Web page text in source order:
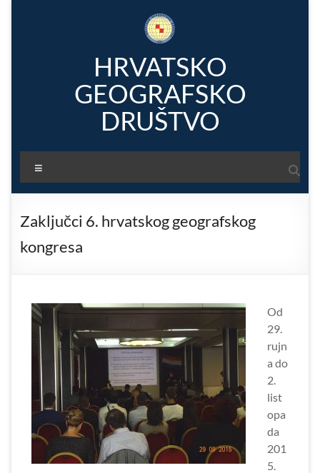
HRVATSKO
GEOGRAFSKO
DRUŠTVO
Zaključci 6. hrvatskog geografskog
kongresa
Od
29.
rujn
a do
2.
list
opa
da
201
5.